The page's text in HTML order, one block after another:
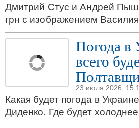
Дмитрий Стус и Андрей
грн с изображением
Погода в
всего
23 июля 2026,
Какая будет погода в
Диденко. Где будет холоднее